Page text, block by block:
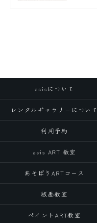
asisについて
レンタルギャラリーについて
利用予約
asis ART 教室
あそぼうARTコース
版画教室
ペイントART教室